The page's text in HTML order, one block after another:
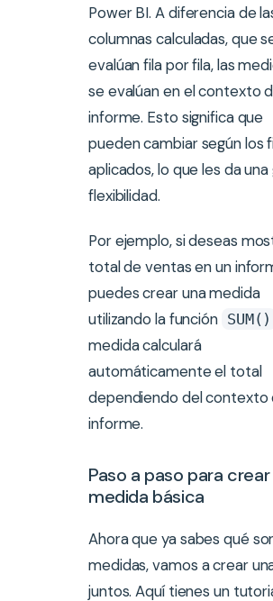
Power BI. A diferencia de
columnas calculadas, que
evalúan fila por fila, las
se evalúan en el contexto
informe. Esto significa que
pueden cambiar según los
aplicados, lo que les da una
flexibilidad.
Por ejemplo, si deseas
total de ventas en un
puedes crear una medida
utilizando la función SUM()
medida calculará
automáticamente el total
dependiendo del contexto
informe.
Paso a paso para crear
medida básica
Ahora que ya sabes qué
medidas, vamos a crear
juntos. Aquí tienes un